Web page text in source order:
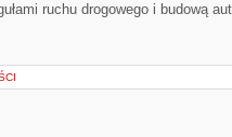
ruchu drogowego i budową